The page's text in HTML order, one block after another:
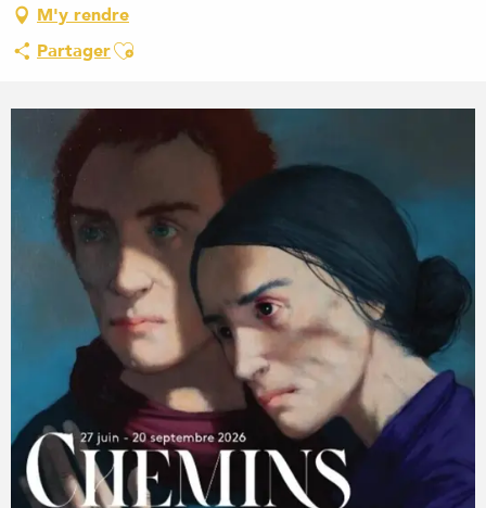
M'y rendre
PartagerAjouter aux favoris